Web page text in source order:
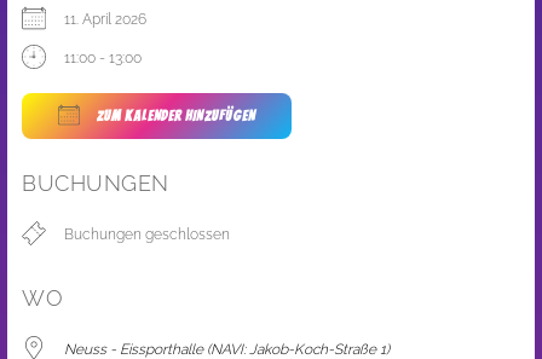
11. April 2026
11:00 - 13:00
ZUM KALENDER HINZUFÜGEN
BUCHUNGEN
Buchungen geschlossen
WO
Neuss - Eissporthalle (NAVI: Jakob-Koch-Straße 1)